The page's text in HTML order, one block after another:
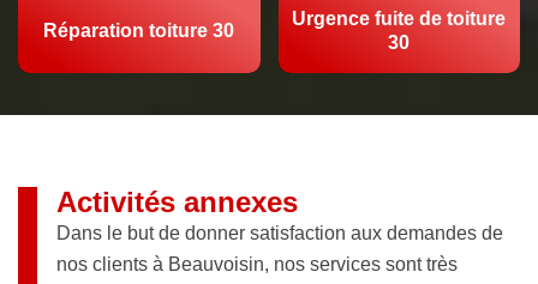
Réparation toiture 30
Urgence fuite de toiture
30
Activités annexes
Dans le but de donner satisfaction aux demandes de
nos clients à Beauvoisin, nos services sont très